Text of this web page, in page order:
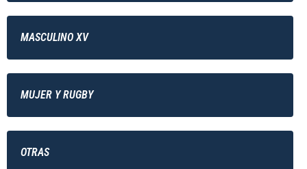
MASCULINO XV
MUJER Y RUGBY
OTRAS